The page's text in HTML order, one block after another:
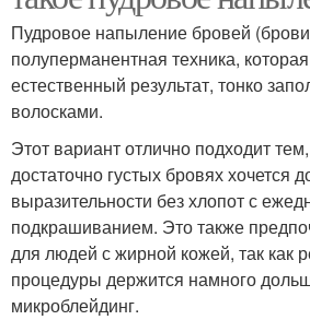
Пудровое напыление бровей
полуперманентная техника,
естественный результат, тонко
волосками.
Этот вариант отлично подходит
достаточно густых бровях хочется
выразительности без хлопот с
подкрашиванием. Это также
для людей с жирной кожей, так как
процедуры держится намного
микроблейдинг.